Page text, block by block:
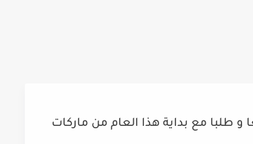
و طلبا مع بداية هذا العام من ماركات